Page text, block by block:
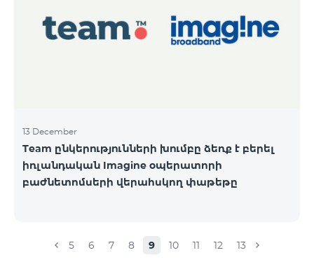
13 December
Team ընկերությունների խումբը ձեռք է բերել
իռլանդական Imagine օպերատորի
բաժնետոմսերի վերահսկող փաթեթը
5 6 7 8 9 10 11 12 13